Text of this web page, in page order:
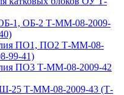
1, ОБ-2 Т-ММ-08-2009-
ПО1, ПО2 Т-ММ-08-
99-41)
ПО3 Т-ММ-08-2009-42
25 Т-ММ-08-2009-43 (Т-